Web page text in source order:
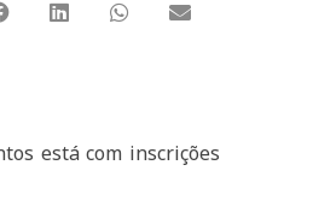
está com inscrições